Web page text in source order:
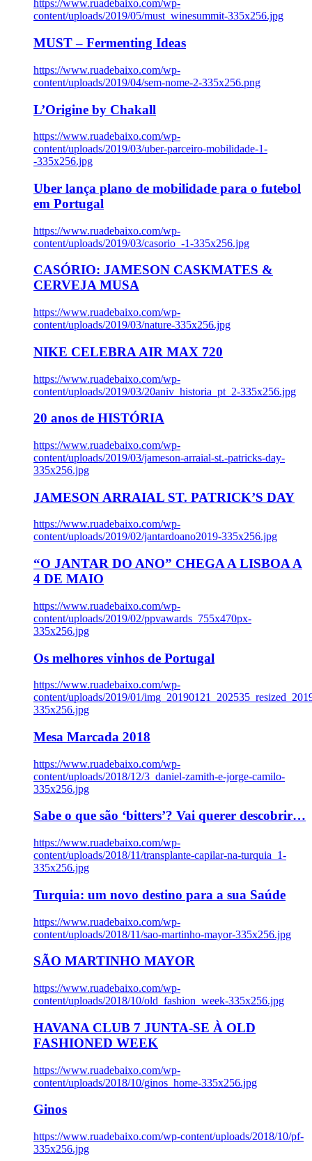
https://www.ruadebaixo.com/wp-
content/uploads/2019/05/must_winesummit-335x256.jpg
MUST – Fermenting Ideas
https://www.ruadebaixo.com/wp-
content/uploads/2019/04/sem-nome-2-335x256.png
L’Origine by Chakall
https://www.ruadebaixo.com/wp-
content/uploads/2019/03/uber-parceiro-mobilidade-1-
-335x256.jpg
Uber lança plano de mobilidade para o futebol
em Portugal
https://www.ruadebaixo.com/wp-
content/uploads/2019/03/casorio_-1-335x256.jpg
CASÓRIO: JAMESON CASKMATES &
CERVEJA MUSA
https://www.ruadebaixo.com/wp-
content/uploads/2019/03/nature-335x256.jpg
NIKE CELEBRA AIR MAX 720
https://www.ruadebaixo.com/wp-
content/uploads/2019/03/20aniv_historia_pt_2-335x256.jpg
20 anos de HISTÓRIA
https://www.ruadebaixo.com/wp-
content/uploads/2019/03/jameson-arraial-st.-patricks-day-
335x256.jpg
JAMESON ARRAIAL ST. PATRICK’S DAY
https://www.ruadebaixo.com/wp-
content/uploads/2019/02/jantardoano2019-335x256.jpg
“O JANTAR DO ANO” CHEGA A LISBOA A
4 DE MAIO
https://www.ruadebaixo.com/wp-
content/uploads/2019/02/ppvawards_755x470px-
335x256.jpg
Os melhores vinhos de Portugal
https://www.ruadebaixo.com/wp-
content/uploads/2019/01/
335x256.jpg
Mesa Marcada 2018
https://www.ruadebaixo.com/wp-
content/uploads/2018/12/3_daniel-zamith-e-jorge-camilo-
335x256.jpg
Sabe o que são ‘bitters’? Vai querer descobrir…
https://www.ruadebaixo.com/wp-
content/uploads/2018/11/transplante-capilar-na-turquia_1-
335x256.jpg
Turquia: um novo destino para a sua Saúde
https://www.ruadebaixo.com/wp-
content/uploads/2018/11/sao-martinho-mayor-335x256.jpg
SÃO MARTINHO MAYOR
https://www.ruadebaixo.com/wp-
content/uploads/2018/10/old_fashion_week-335x256.jpg
HAVANA CLUB 7 JUNTA-SE À OLD
FASHIONED WEEK
https://www.ruadebaixo.com/wp-
content/uploads/2018/10/ginos_home-335x256.jpg
Ginos
https://www.ruadebaixo.com/wp-content/uploads/2018/10/pf-
335x256.jpg